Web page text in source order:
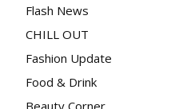
Flash News
CHILL OUT
Fashion Update
Food & Drink
Beauty Corner